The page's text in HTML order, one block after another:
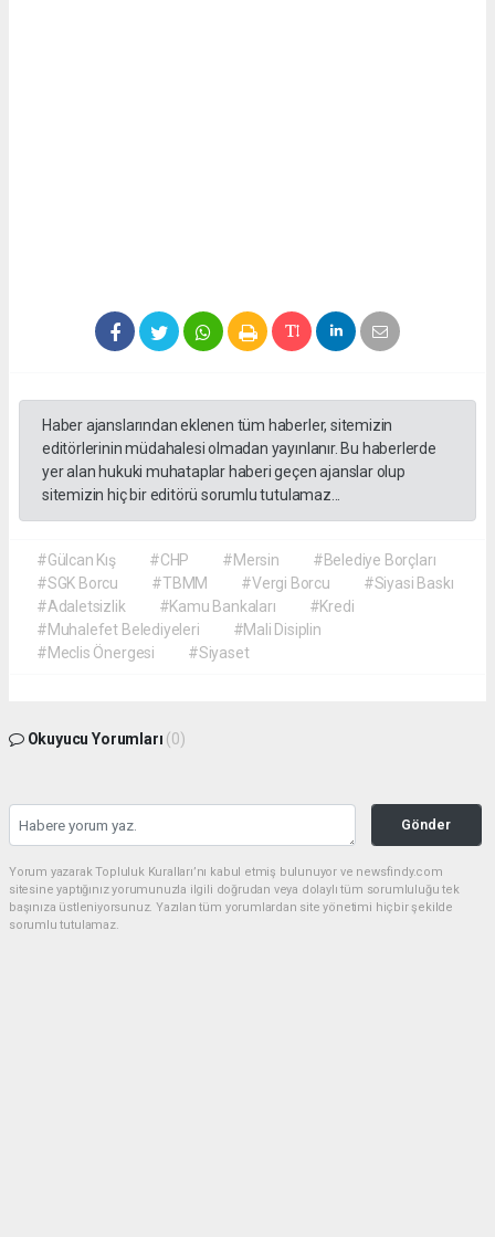
Haber ajanslarından eklenen tüm haberler, sitemizin
editörlerinin müdahalesi olmadan yayınlanır. Bu haberlerde
yer alan hukuki muhataplar haberi geçen ajanslar olup
sitemizin hiç bir editörü sorumlu tutulamaz...
#Gülcan Kış #CHP #Mersin
#Belediye Borçları
#SGK Borcu
#TBMM #Vergi Borcu
#Siyasi Baskı
#Adaletsizlik
#Kamu Bankaları
#Kredi
#Muhalefet Belediyeleri
#Mali Disiplin
#Meclis Önergesi
#Siyaset
Okuyucu Yorumları (0)
Gönder
Yorum yazarak Topluluk Kuralları’nı kabul etmiş bulunuyor ve newsfindy.com
sitesine yaptığınız yorumunuzla ilgili doğrudan veya dolaylı tüm sorumluluğu tek
başınıza üstleniyorsunuz. Yazılan tüm yorumlardan site yönetimi hiçbir şekilde
sorumlu tutulamaz.